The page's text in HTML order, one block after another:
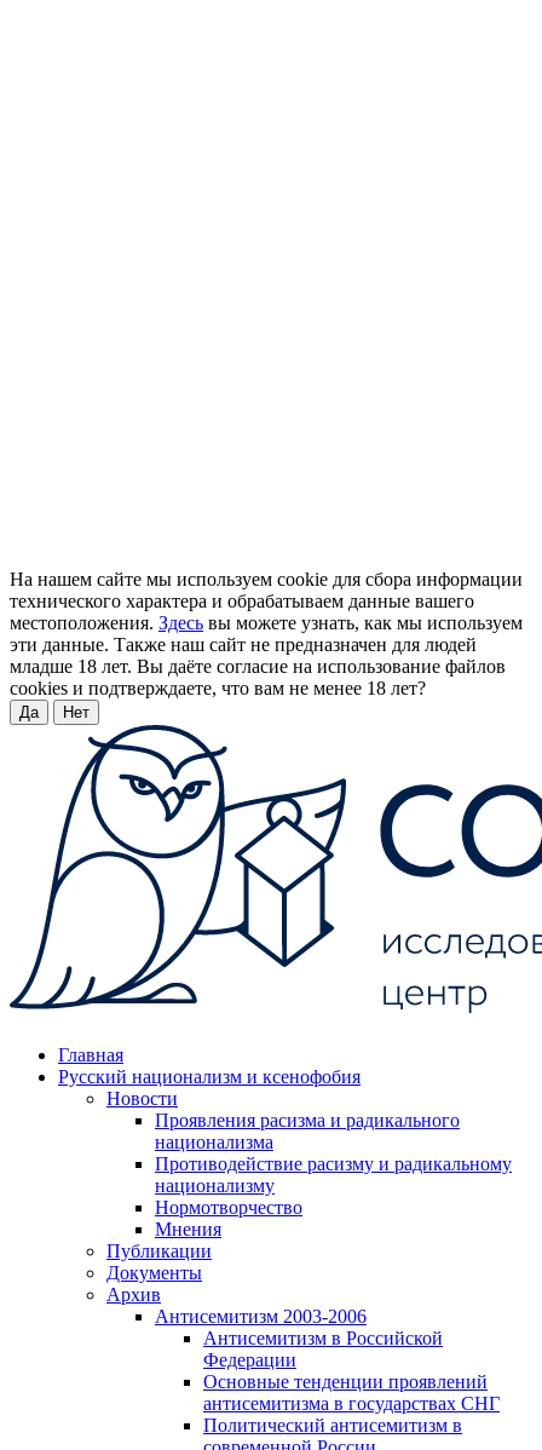
На нашем сайте мы используем cookie для сбора информации
технического характера и обрабатываем данные вашего
местоположения. Здесь вы можете узнать, как мы используем
эти данные. Также наш сайт не предназначен для людей
младше 18 лет. Вы даёте согласие на использование файлов
cookies и подтверждаете, что вам не менее 18 лет?
Да Нет
Главная
Русский национализм и ксенофобия
Новости
Проявления расизма и радикального
национализма
Противодействие расизму и радикальному
национализму
Нормотворчество
Мнения
Публикации
Документы
Архив
Антисемитизм 2003-2006
Антисемитизм в Российской
Федерации
Основные тенденции проявлений
антисемитизма в государствах СНГ
Политический антисемитизм в